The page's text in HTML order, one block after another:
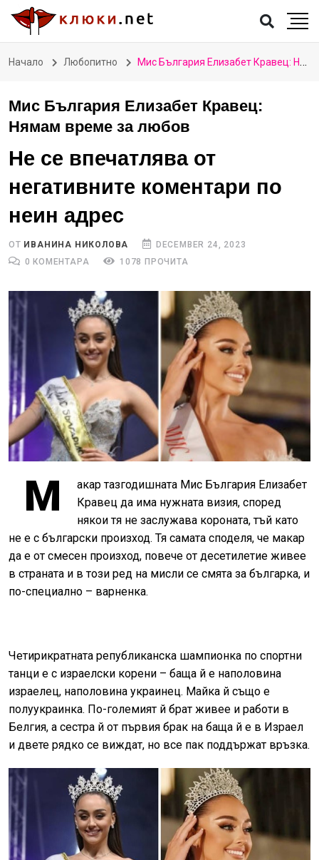
Начало Любопитно Мис България Елизабет Кравец: Нямам време за любов
Мис България Елизабет Кравец:
Нямам време за любов
Не се впечатлява от
негативните коментари по
неин адрес
ОТ ИВАНИНА НИКОЛОВА
DECEMBER 24, 2023
0 КОМЕНТАРА
1078 ПРОЧИТА
М
акар тазгодишната Мис България Елизабет
Кравец да има нужната визия, според
някои тя не заслужава короната, тъй като
не е с български произход. Тя самата споделя, че макар
да е от смесен произход, повече от десетилетие живее
в страната и в този ред на мисли се смята за българка, и
по-специално – варненка.
Четирикратната републиканска шампионка по спортни
танци е с израелски корени – баща й е наполовина
израелец, наполовина украинец. Майка й също е
полуукраинка. По-големият й брат живее и работи в
Белгия, а сестра й от първия брак на баща й е в Израел
и двете рядко се виждат, но все пак поддържат връзка.